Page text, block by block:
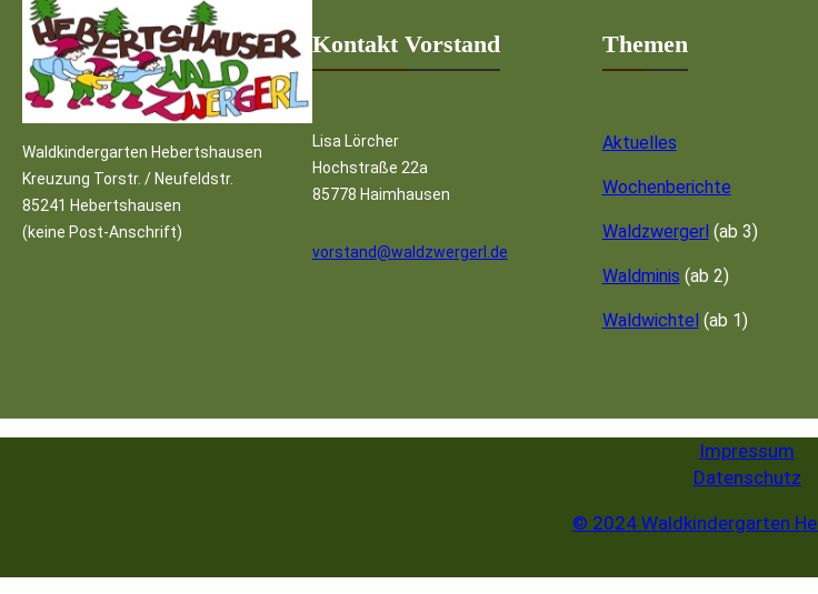
Waldkindergarten Hebertshausen
Kreuzung Torstr. / Neufeldstr.
85241 Hebertshausen
(keine Post-Anschrift)
Kontakt Vorstand
Lisa Lörcher
Hochstraße 22a
85778 Haimhausen
vorstand@waldzwergerl.de
Themen
Aktuelles
Wochenberichte
Waldzwergerl(ab 3)
Waldminis (ab 2)
Waldwichtel(ab 1)
Impressum
Datenschutz
© 2024 Waldkindergarten